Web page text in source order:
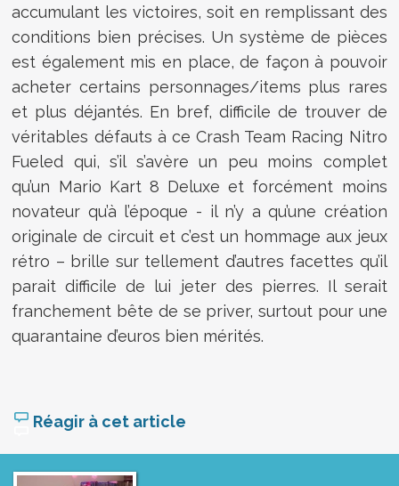
accumulant les victoires, soit en remplissant des
conditions bien précises. Un système de pièces
est également mis en place, de façon à pouvoir
acheter certains personnages/items plus rares
et plus déjantés. En bref, difficile de trouver de
véritables défauts à ce Crash Team Racing Nitro
Fueled qui, s’il s’avère un peu moins complet
qu’un Mario Kart 8 Deluxe et forcément moins
novateur qu’à l’époque - il n’y a qu’une création
originale de circuit et c’est un hommage aux jeux
rétro – brille sur tellement d’autres facettes qu’il
parait difficile de lui jeter des pierres. Il serait
franchement bête de se priver, surtout pour une
quarantaine d’euros bien mérités.
Réagir à cet article